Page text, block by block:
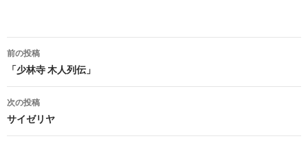
投
稿
ナ
ビ
ゲ
前の投稿
「少林寺 木人列伝」
次の投稿
サイゼリヤ